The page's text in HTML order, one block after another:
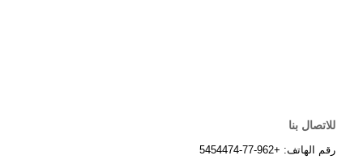
للاتصال بنا
رقم الهاتف: +962-77-5454474